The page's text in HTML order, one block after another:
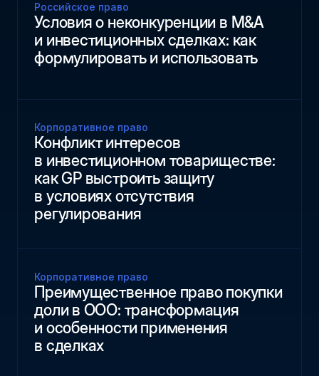
Российское право
Условия о неконкуренции в M&A
и инвестиционных сделках: как
формулировать и использовать
Корпоративное право
Конфликт интересов
в инвестиционном товариществе:
как GP выстроить защиту
в условиях отсутствия
регулирования
Корпоративное право
Преимущественное право покупки
доли в ООО: трансформация
и особенности применения
в сделках